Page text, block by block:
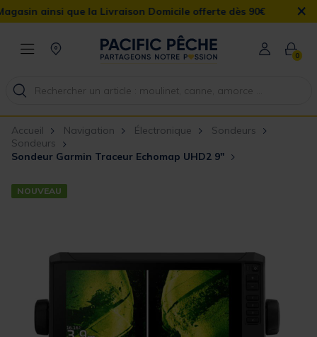
la Livraison Domicile offerte dès 90€ ×
0
Accueil Navigation Électronique
Sondeurs
Sondeurs
Sondeur Garmin Traceur Echomap UHD2 9"
NOUVEAU